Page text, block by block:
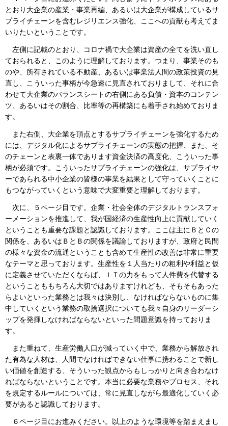
とおり大企業の産業・事業再編、あるいは大企業が構成しているサ
プライチェーンを含むレジリエンス強化、ここへの貢献も考えてま
いりたいということです。
左側に記載のとおり、コロナ禍で大企業は資産の全てを洗い直し
ておられると、このように理解しております。つまり、事業そのも
のや、所有されている不動産、あるいは事業法人間の政策投資の見
直し、こういった事柄が今急速に見直されておりまして、それに合
わせて大企業のバランスシートの右側にある負債・資本のコンテン
ツ、あるいはその割合、比率等の再構築にも着手され始めておりま
す。
また右側、大企業を頂点とするサプライチェーンを強化するため
には、デジタル化によるサプライチェーンの実態の把握、また、そ
のチェーンと表裏一体であります資金決済の高度化、こういった事
柄が必須です。こういったサプライチェーンの強化は、サプライヤ
ーであられる中小企業の皆様の事業を結果として守っていくことに
もつながっていくという意味で大変重要と理解しております。
次に、５ページ目です。企業・社会全体のデジタルトランスフォ
ーメーションを推進して、我が国経済の生産性向上に貢献していく
ということも重要な課題と認識しております。ここは主にＢとＣの
関係を、あるいはＢとＢの関係を議論しておりますが、政府と民間
の様々な資金の流通ということも含めて生産性の改善は非常に重要
なテーマと思っております。生産性を１人当たりの粗利や利益と仮
に定義させていただくならば、ＩＴの力をもって人件費を代替する
ということももちろん大切ではありますけれども、そもそもあった
らよいといった業務とは我々は決別し、なければならないものに集
中していくという業務の取捨選択についても我々自身のリーダーシ
ップを発揮しなければならないといった問題意識を持っておりま
す。
また重ねて、生産労働人口が減っていく中で、業務から解放され
た有為な人材は、人間でなければできない仕事に携わることで新し
い価値を創造する、そういった観点からもしっかりと向き合わなけ
ればならないということです。本当に必要な業務やプロセス、それ
を規定するルールについては、常に見直しながら最適化していく必
要があると認識しております。
６ページ目にお進みください。以上のような環境等を踏まえまし